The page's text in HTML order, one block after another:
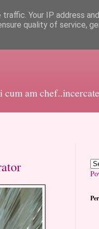
am
Your IP address
quality of service,